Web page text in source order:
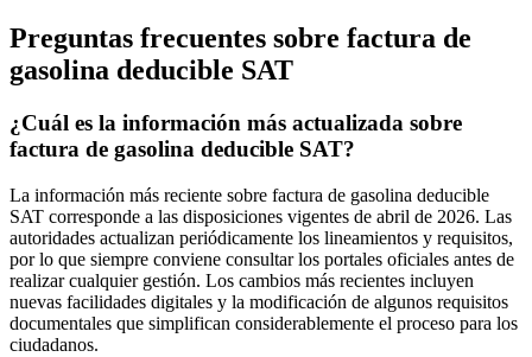
Preguntas frecuentes sobre factura de
gasolina deducible SAT
¿Cuál es la información más actualizada sobre
factura de gasolina deducible SAT?
La información más reciente sobre factura de gasolina deducible
SAT corresponde a las disposiciones vigentes de abril de 2026. Las
autoridades actualizan periódicamente los lineamientos y requisitos,
por lo que siempre conviene consultar los portales oficiales antes de
realizar cualquier gestión. Los cambios más recientes incluyen
nuevas facilidades digitales y la modificación de algunos requisitos
documentales que simplifican considerablemente el proceso para los
ciudadanos.